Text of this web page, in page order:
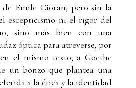
de Emile Cioran, pero sin la
escepticismo ni el rigor del
sino más bien con una
óptica para atreverse, por
el mismo texto, a Goethe
un bonzo que plantea una
a la ética y la identidad